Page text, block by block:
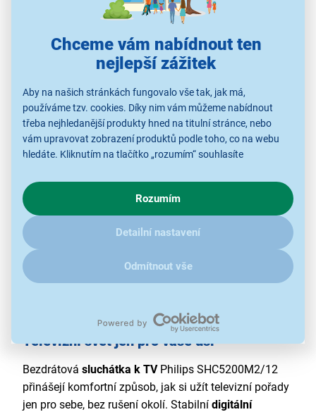
Chceme vám nabídnout ten
nejlepší zážitek
Aby na našich stránkách fungovalo vše tak, jak má,
používáme tzv. cookies. Díky nim vám můžeme nabídnout
třeba nejhledanější produkty hned na titulní stránce, nebo
vám upravovat zobrazení produktů podle toho, co na webu
hledáte. Kliknutím na tlačítko „rozumím“ souhlasíte
chování na webu pro zobrazení cílených reklam. Pokud vás
zajímají detaily, jak u nás s cookies a dalšími údaji pracujeme,
kliknětesem.
Rozumím
Detailní nastavení
Odmítnout vše
digitální připojení 2,4 GHz
dosah až 30 m
základní jednotka pro připojení a nabíjení
velké 32mm měniče
měkké náušníky
až 30 hod přehrávání
rychlé 15min nabíjení
z recyklovaných plastů
Televizní svět jen pro vaše uši
Bezdrátová sluchátka k TVPhilips SHC5200M2/12
přinášejí komfortní způsob, jak si užít televizní pořady
jen pro sebe, bez rušení okolí. Stabilní digitální